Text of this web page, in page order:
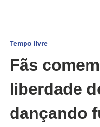
Tempo livre
Fãs
liberdade
dançando